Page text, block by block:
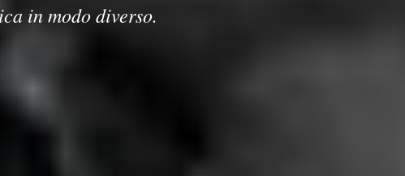
in modo diverso.